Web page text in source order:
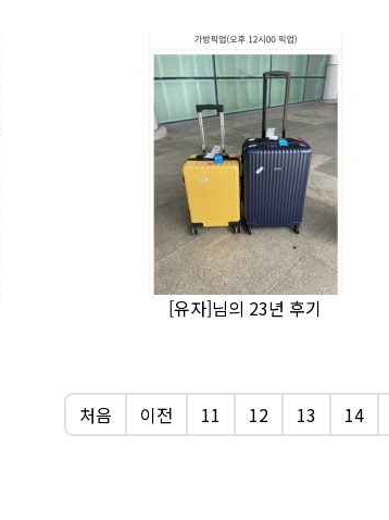
[유자]님의 23년 후기
처음 이전 11 12 13 14